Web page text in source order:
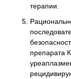
терапии.
препарата